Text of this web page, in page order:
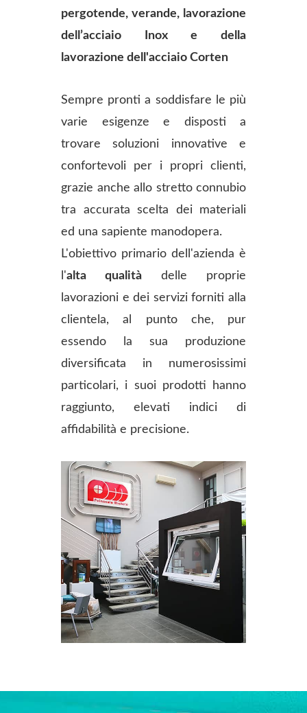
pergotende, verande, lavorazione
dell’acciaio Inox e della
lavorazione dell'acciaio Corten
Sempre pronti a soddisfare le più
varie esigenze e disposti a
trovare soluzioni innovative e
confortevoli per i propri clienti,
grazie anche allo stretto connubio
tra accurata scelta dei materiali
ed una sapiente manodopera.
L'obiettivo primario dell'azienda è
l'alta qualità delle proprie
lavorazioni e dei servizi forniti alla
clientela, al punto che, pur
essendo la sua produzione
diversificata in numerosissimi
particolari, i suoi prodotti hanno
raggiunto, elevati indici di
affidabilità e precisione.